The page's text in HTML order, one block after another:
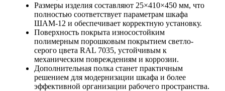
Размеры изделия составляют 25×410×450 мм, что
полностью соответствует параметрам шкафа
ШАМ-12 и обеспечивает корректную установку.
Поверхность покрыта износостойким
полимерным порошковым покрытием светло-
серого цвета RAL 7035, устойчивым к
механическим повреждениям и коррозии.
Дополнительная полка станет практичным
решением для модернизации шкафа и более
эффективной организации рабочего пространства.